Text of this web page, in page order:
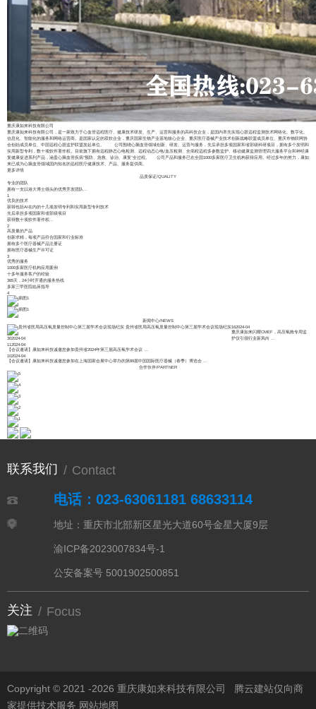
重庆康如来科技有限公司
重庆康如来科技有限公司，是一家致力于心血管远程医疗、健康技术研发、生产、运营和服务的高科技企业，是国内率先实现心脏远程监测技术网络化、数字化、
信息化、智能化的服务和网络运营商。是国家认定的双软企业，重庆国家生物产业基地核心企业、重庆医疗器械产业技术创新战略联盟成员单位、重庆市物联网协
会创始成员单位、中国远程心脏监护联盟发起单位。 公司围绕心脑血管领域创新、研发、运营与服务，先后承担多项国家和省部级科研项目，拥有多个发明和
实用新型专利，数十项软件著作权。目前旗下拥有远程静态心电检测、远程动态心电/血压检测、全病程远程多参数监护、移动健康监测管理四大服务平台和神经康
复健康促进系列产品，涵盖心脑血管疾病“预防、急救、诊治、康复”全过程。 公司产品和服务已在全国1000多家医疗卫生机构获得应用。经过多年的努力，康如
来已成为心脑血管领域国内知名的远程医疗健康技术、产品、服务提供商。
更多详情
品质保证/QUALITY
专业的团队
拥有一支以港大博士领头的优秀开发团队...
1
优良的技术
获得包括AI在内的十几项发明专利和实用新型专利技术
先后承担多项国家和省部级项目
获得数十项软件著作权...
2
高质量的产品
创新求精，每项产品符合国家和行业标准
拥有多个医疗器械产品注册证
拥有医疗器械生产许可证
3
优秀的服务
1000多家医疗机构应用案例
十多年服务客户的经验
365天，24小时开通的服务热线
多家三甲医院临床指导
4
新闻中心/NEWS
贵州省医用高压氧质量控制中心第三届学术会议现场纪实
302024-04
162024-04
重庆康如来闪耀CMEF，高压氧舱专用监
护仪引领行业新风向
112024-04
【会议邀请】康如来科技诚邀您参加贵州省2024年第三届高压氧学术会议
102024-04
【会议邀请】康如来科技诚邀您参加在上海国家会展中心举办的第89届中国国际医疗器械（春季）博览会
合作伙伴/PARTNER
联系我们 / Contact
电话：023-63061181 68633114
地址：重庆市北部新区星光大道60号金星大厦9层
渝ICP备2023007834号-1
公安备案号 5001902500851
关注 / Focus
Copyright © 2021 -2026 重庆康如来科技有限公司
腾云建站仅向商
家提供技术服务 网站地图